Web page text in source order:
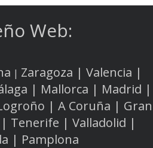
Web:
| Zaragoza | Valencia |
| Mallorca | Madrid |
| A Coruña | Gran
Tenerife | Valladolid |
| Pamplona